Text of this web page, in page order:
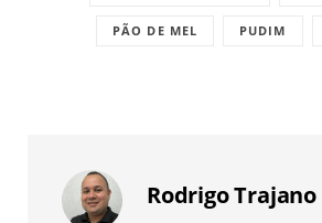
PÃO DE MEL PUDIM
Rodrigo Trajano